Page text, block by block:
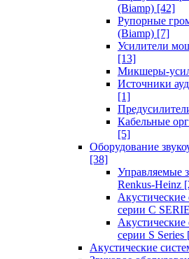
(Biamp) [42]
Рупорные
(Biamp) [7]
Усилители
[13]
Микшеры-
Источники
[1]
Кабельные
[5]
Оборудование
[38]
Управляемые
Renkus-Heinz
серии C
серии S Series
Акустические